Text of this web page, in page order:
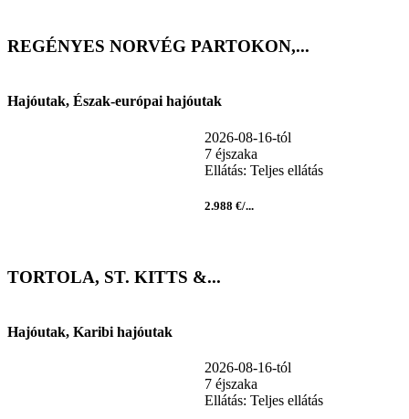
REGÉNYES NORVÉG PARTOKON,...
Hajóutak, Észak-európai hajóutak
2026-08-16-tól
7 éjszaka
Ellátás: Teljes ellátás
2.988 €/...
TORTOLA, ST. KITTS &...
Hajóutak, Karibi hajóutak
2026-08-16-tól
7 éjszaka
Ellátás: Teljes ellátás